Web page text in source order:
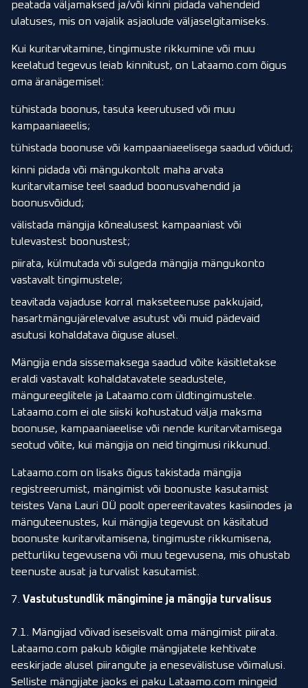
peatada väljamaksed ja/või kinni pidada vahendeid
ulatuses, mis on vajalik asjaolude väljaselgitamiseks.
Kui kuritarvitamine, tingimuste rikkumine või muu
keelatud tegevus leiab kinnitust, on Lataamo.com õigus
oma äranägemisel:
tühistada boonus, tasuta keerutused või muu
kampaaniaeelis;
tühistada boonuse või kampaaniaeelisega saadud võidud;
kinni pidada või mängukontolt maha arvata
kuritarvitamise teel saadud boonusvahendid ja
boonusvõidud;
välistada mängija kõnealusest kampaaniast või
tulevastest boonustest;
piirata, külmutada või sulgeda mängija mängukonto
vastavalt tingimustele;
teavitada vajaduse korral makseteenuse pakkujaid,
hasartmängujärelevalve asutust või muid pädevaid
asutusi kohaldatava õiguse alusel.
Mängija enda sissemaksega saadud võite käsitletakse
eraldi vastavalt kohaldatavatele seadustele,
mängureeglitele ja Lataamo.com üldtingimustele.
Lataamo.com ei ole siiski kohustatud välja maksma
boonuse, kampaaniaeelise või nende kuritarvitamisega
seotud võite, kui mängija on neid tingimusi rikkunud.
Lataamo.com on lisaks õigus takistada mängija
registreerumist, mängimist või boonuste kasutamist
teistes Vana Lauri OÜ poolt opereeritavates kasiinodes ja
mänguteenustes, kui mängija tegevust on käsitatud
boonuste kuritarvitamisena, tingimuste rikkumisena,
petturliku tegevusena või muu tegevusena, mis ohustab
teenuste ausat ja turvalist kasutamist.
7. Vastutustundlik mängimine ja mängija turvalisus
7.1. Mängijad võivad iseseisvalt oma mängimist piirata.
Lataamo.com pakub kõigile mängijatele kehtivate
eeskirjade alusel piirangute ja enesevälistuse võimalusi.
Selliste mängijate jaoks ei paku Lataamo.com mingeid